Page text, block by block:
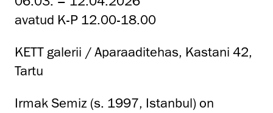
avatud K-P 12.00-18.00
KETT galerii / Aparaaditehas, Kastani 42,
Tartu
Irmak Semiz (s. 1997, Istanbul) on